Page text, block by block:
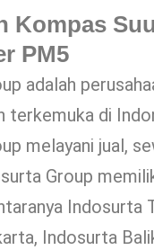
Kompas
PM5
adalah
terkemuka di
melayani jual,
Group
Indosurta
Indosurta